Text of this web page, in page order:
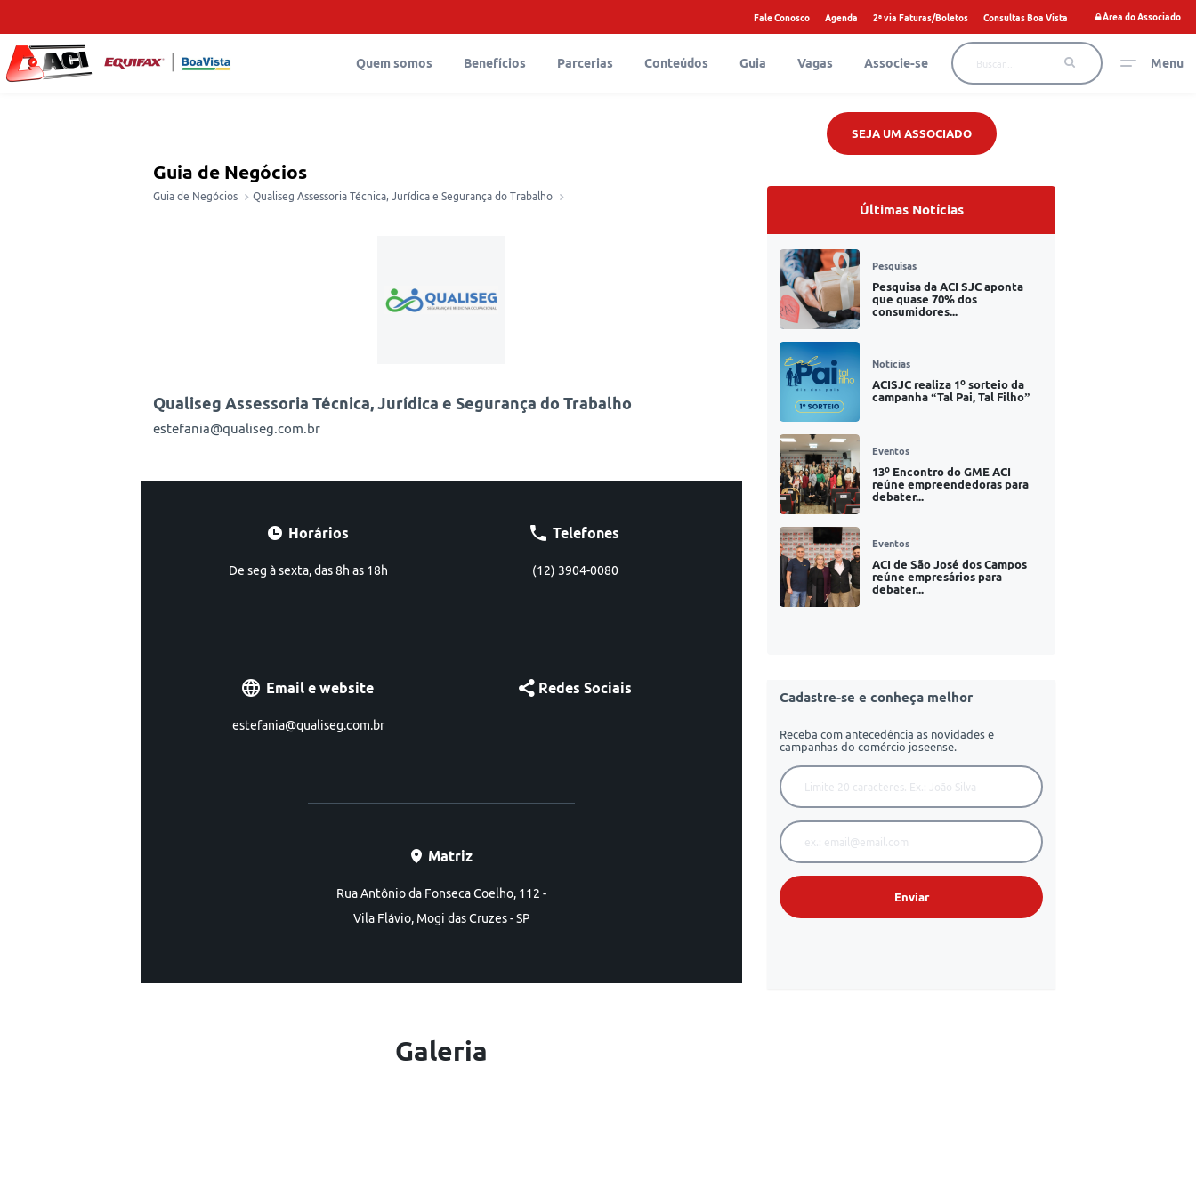
Fale Conosco Agenda 2ª via Faturas/Boletos Consultas Boa Vista Área do Associado
Quem somos Benefícios Parcerias Conteúdos Guia Vagas Associe-se Menu
Guia de Negócios
Guia de Negócios Qualiseg Assessoria Técnica, Jurídica e Segurança do Trabalho
Qualiseg Assessoria Técnica, Jurídica e Segurança do Trabalho
estefania@qualiseg.com.br
Horários
De seg à sexta, das 8h as 18h
Telefones
(12) 3904-0080
Email e website
estefania@qualiseg.com.br
Redes Sociais
Matriz
Rua Antônio da Fonseca Coelho, 112 -
Vila Flávio, Mogi das Cruzes - SP
Galeria
Últimas Notícias
Pesquisas
Pesquisa da ACI SJC aponta
que quase 70% dos
consumidores...
Noticias
ACISJC realiza 1º sorteio da
campanha “Tal Pai, Tal Filho”
Eventos
13º Encontro do GME ACI
reúne empreendedoras para
debater...
Eventos
ACI de São José dos Campos
reúne empresários para
debater...
Cadastre-se e conheça melhor
Receba com antecedência as novidades e
campanhas do comércio joseense.
Enviar
SEJA UM ASSOCIADO